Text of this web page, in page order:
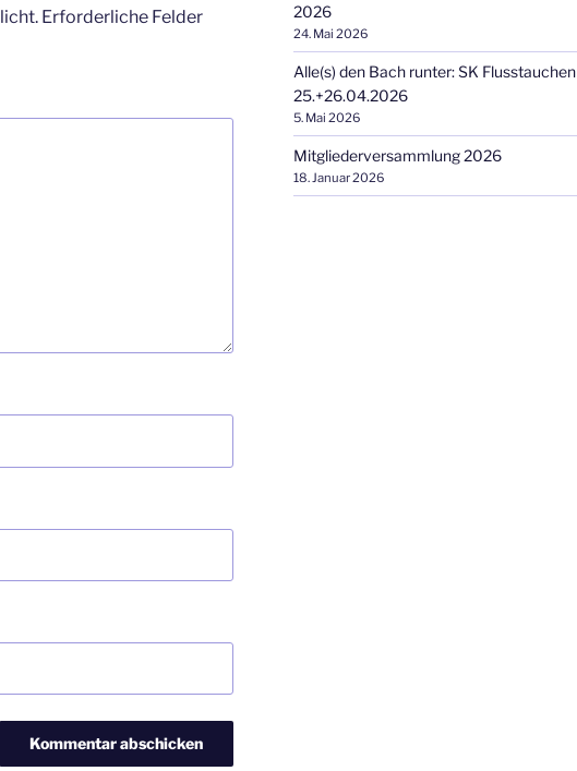
Erforderliche Felder
2026
24. Mai 2026
Alle(s) den Bach runter: SK Flusstauchen
25.+26.04.2026
5. Mai 2026
Mitgliederversammlung 2026
18. Januar 2026